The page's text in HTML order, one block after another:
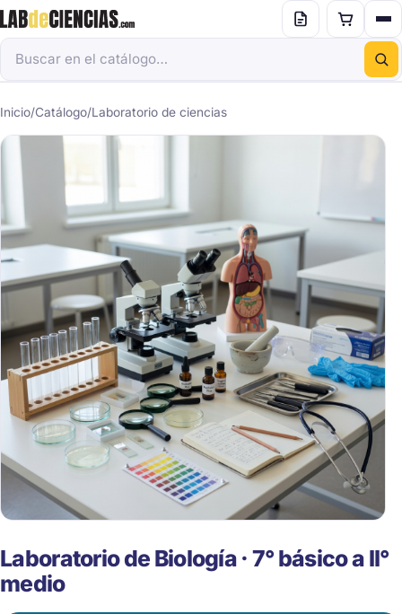
Inicio/Catálogo/Laboratorio de ciencias
Laboratorio de Biología · 7° básico a II°
medio